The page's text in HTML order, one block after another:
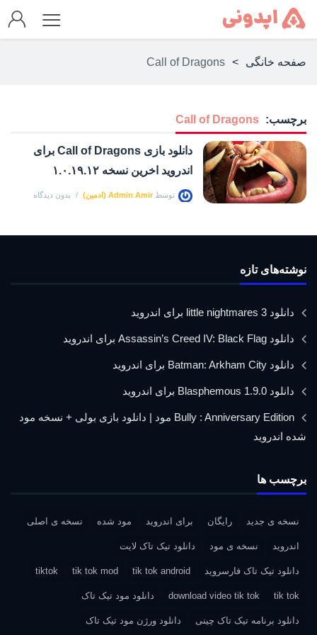
صفحه خانگی >
Call of Dragons
برچسب: Call of Dragons
دانلود بازی Call of Dragons برای
اندروید اخرین نسخه ۱.۰.۱۹.۱۲
توسط Admin Amir (ادمین) بدون دیدگاه
نوشته‌های تازه
دانلود little nightmares 3 برای اندروید
دانلود Assassin’s Creed IV: Black Flag برای اندروید
دانلود Batman: Arkham City برای اندروید
دانلود Blasphemous 1.9.0 برای اندروید
Bully : Anniversary Edition مود | دانلود بازی بولی + نسخه مود
شده اندروید
برچسب ها
نسخه ی جدید رایگان برای اندروید مود شده نسخه ی اصلی
اندروید نسخه ی مود دانلود تیک تاک لایت
دانلود تیک تاک فارسروید tik tok android
tik tok mod
tiktok
tik tok
download video tik tok دانلود مود تیک تاک
دانلود برنامه تیک تاک چینی دانلود ورژن مود تیک تاک